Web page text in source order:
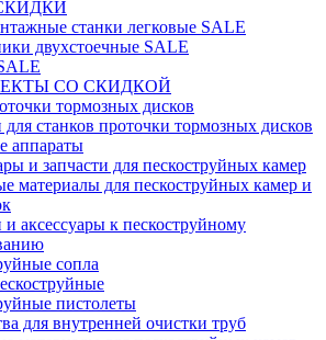
станки легковые SALE
двухстоечные SALE
СО СКИДКОЙ
тормозных дисков
для станков проточки тормозных дисков
аппараты
и запчасти для пескоструйных камер
материалы для пескоструйных камер и
и аксессуары к пескоструйному
сопла
пистолеты
для внутренней очистки труб